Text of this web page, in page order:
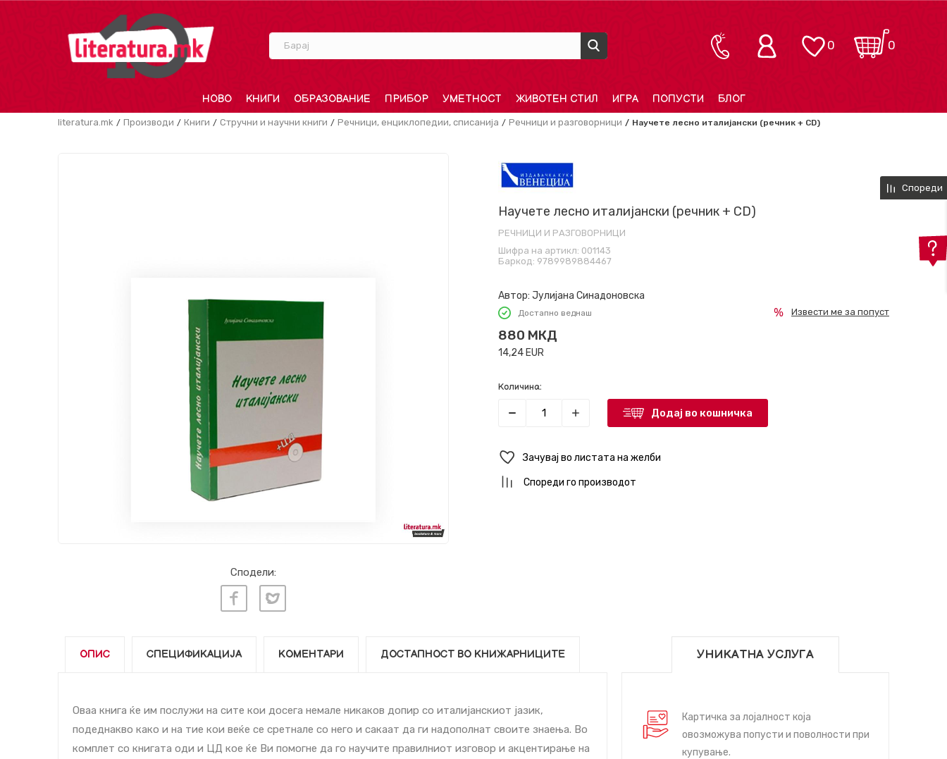
Барај 0
0
НОВО КНИГИ ОБРАЗОВАНИЕ ПРИБОР УМЕТНОСТ ЖИВОТЕН СТИЛ ИГРА ПОПУСТИ БЛОГ
literatura.mk Производи Книги Стручни и научни книги Речници, енциклопедии, списанија Речници и разговорници Научете лесно италијански (речник + CD)
Сподели:
Научете лесно италијански (речник + CD)
РЕЧНИЦИ И РАЗГОВОРНИЦИ
Шифра на артикл: 001143
Баркод: 9789989884467
Автор: Јулијана Синадоновска
Достапно веднаш
880 МКД
14,24EUR
Извести ме за попуст
Количина:
Додај во кошничка
Зачувај во листата на желби
Спореди го производот
ОПИС СПЕЦИФИКАЦИЈА КОМЕНТАРИ ДОСТАПНОСТ ВО КНИЖАРНИЦИТЕ
Оваа книга ќе им послужи на сите кои досега немале никаков допир со италијанскиот јазик,
подеднакво како и на тие кои веќе се сретнале со него и сакаат да ги надополнат своите знаења. Во
комплет со книгата оди и ЦД кое ќе Ви помогне да го научите правилниот изговор и акцентирање на
УНИКАТНА УСЛУГА
Картичка за лојалност која
овозможува попусти и поволности при
купување.
Спореди